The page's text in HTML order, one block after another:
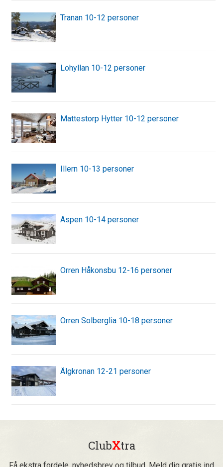
Tranan 10-12 personer
Lohyllan 10-12 personer
Mattestorp Hytter 10-12 personer
Illern 10-13 personer
Aspen 10-14 personer
Orren Håkonsbu 12-16 personer
Orren Solberglia 10-18 personer
Älgkronan 12-21 personer
ClubXtra